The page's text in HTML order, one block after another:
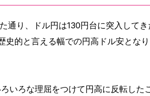
通り、ドル円は130円台に突入して
史的と言える幅での円高ドル安とな
いろな理屈をつけて円高に反転した